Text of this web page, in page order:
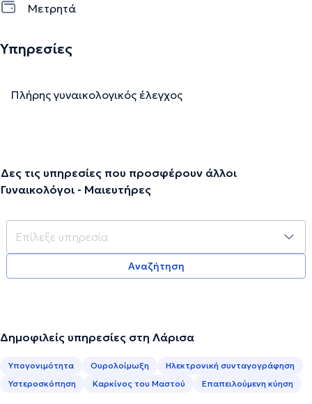
Μετρητά
Υπηρεσίες
Πλήρης γυναικολογικός έλεγχος
Δες τις υπηρεσίες που προσφέρουν άλλοι
Γυναικολόγοι - Μαιευτήρες
Αναζήτηση
Δημοφιλείς υπηρεσίες στη Λάρισα
Υπογονιμότητα Ουρολοίμωξη
Ηλεκτρονική συνταγογράφηση
Υστεροσκόπηση
Καρκίνος του Μαστού Επαπειλούμενη κύηση